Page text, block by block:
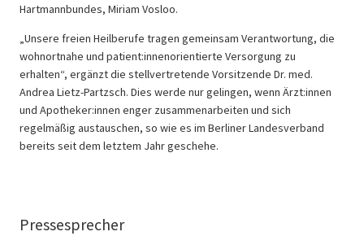
Hartmannbundes, Miriam Vosloo.
„Unsere freien Heilberufe tragen gemeinsam Verantwortung, die
wohnortnahe und patient:innenorientierte Versorgung zu
erhalten“, ergänzt die stellvertretende Vorsitzende Dr. med.
Andrea Lietz-Partzsch. Dies werde nur gelingen, wenn Ärzt:innen
und Apotheker:innen enger zusammenarbeiten und sich
regelmäßig austauschen, so wie es im Berliner Landesverband
bereits seit dem letztem Jahr geschehe.
Pressesprecher